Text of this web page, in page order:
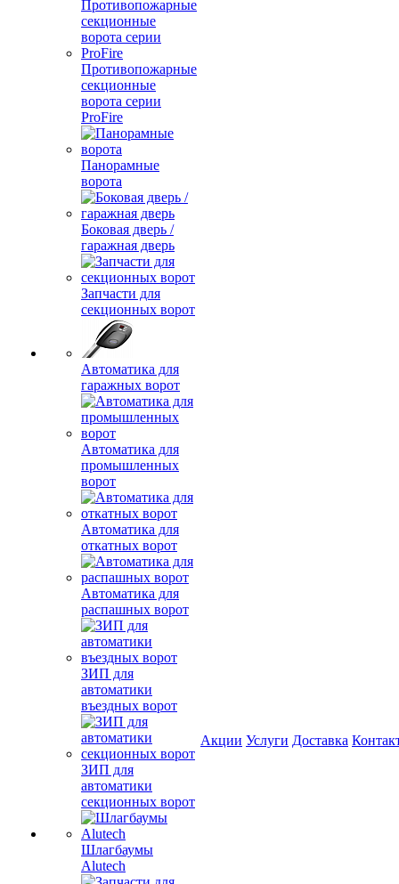
Противопожарные
секционные
ворота серии
ProFire
Панорамные
ворота
Боковая дверь /
гаражная дверь
Запчасти для
секционных ворот
Автоматика для
гаражных ворот
Автоматика для
промышленных
ворот
Автоматика для
откатных ворот
Автоматика для
распашных ворот
ЗИП для
автоматики
въездных ворот
ЗИП для
автоматики
секционных ворот
Шлагбаумы
Alutech
Акции Услуги Доставка